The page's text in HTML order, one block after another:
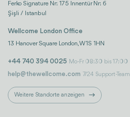
Ferko Signature Nr: 175 Innentür Nr: 6
Şişli / Istanbul
Wellcome London Office
13 Hanover Square London, W1S 1HN
+44 740 394 0025 Mo-Fr 08:30 bis 17:00
help@thewellcome.com 7/24 Support-Team
Weitere Standorte anzeigen